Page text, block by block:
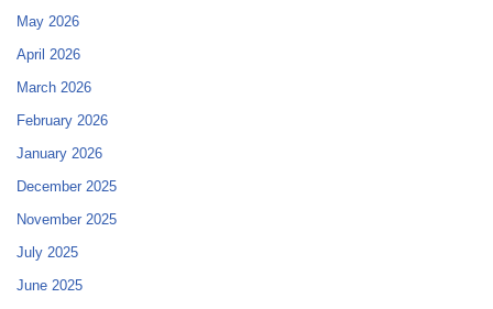
May 2026
April 2026
March 2026
February 2026
January 2026
December 2025
November 2025
July 2025
June 2025